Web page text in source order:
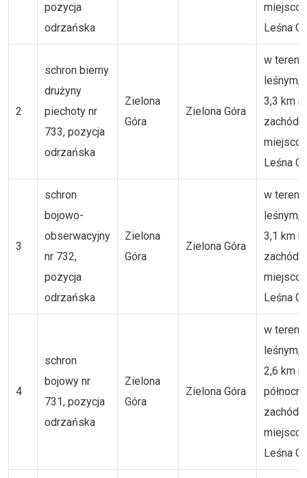
pozycja
odrzańska
Leśna
2
schron bierny
drużyny
piechoty nr
733, pozycja
odrzańska
Zielona
Góra
Zielona Góra
w
leśnym,
3,3 km
zachód
Leśna
3
schron
bojowo-
obserwacyjny
nr 732,
pozycja
odrzańska
Zielona
Góra
Zielona Góra
w
leśnym,
3,1 km
zachód
Leśna
4
schron
bojowy nr
731, pozycja
odrzańska
Zielona
Góra
Zielona Góra
w
leśnym,
2,6 km
północny
zachód
Leśna